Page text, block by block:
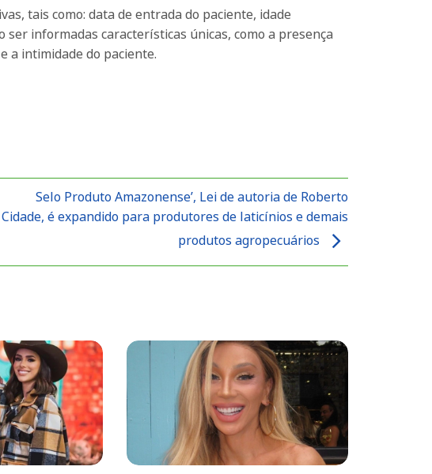
tais como: data de entrada do paciente, idade
informadas características únicas, como a presença
a intimidade do paciente.
Selo Produto Amazonense’, Lei de autoria de Roberto
Cidade, é expandido para produtores de laticínios e demais
produtos agropecuários